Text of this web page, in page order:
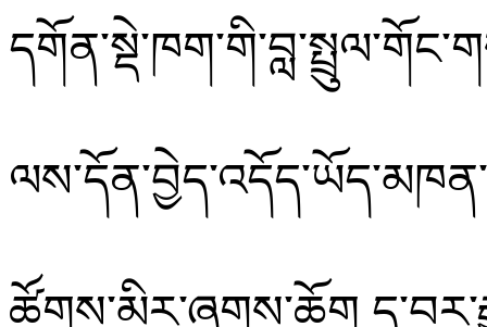
ལས་དོན་
ཚོགས་མིར་ཞུགས་ཆོག